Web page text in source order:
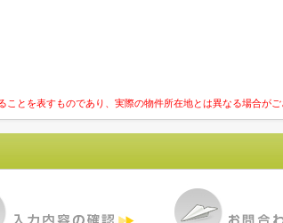
とを表すものであり、実際の物件所在地とは異なる場合がご